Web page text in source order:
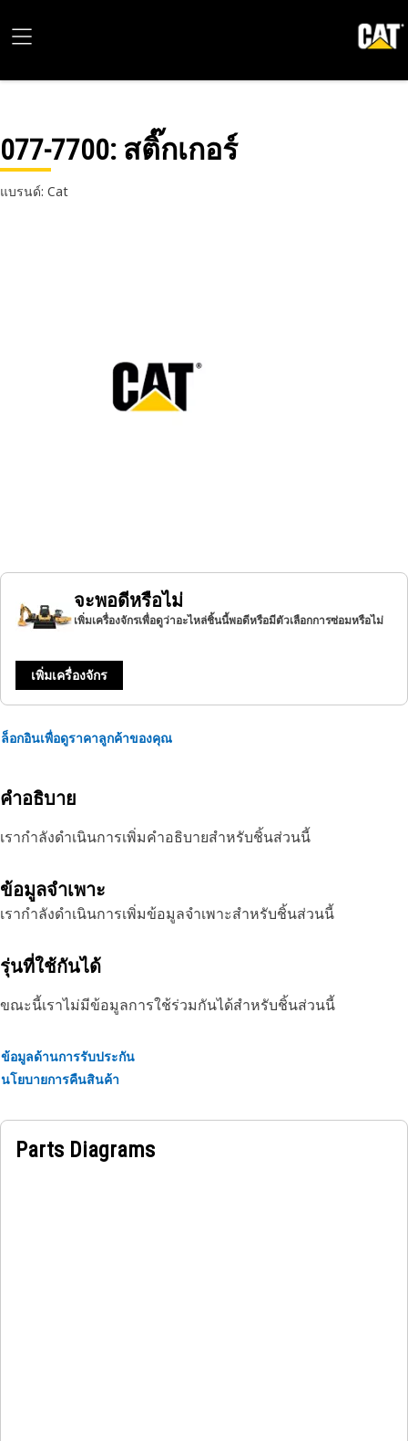
077-7700: สติ๊กเกอร์
แบรนด์: Cat
จะพอดีหรือไม่
เพิ่มเครื่องจักรเพื่อดูว่าอะไหล่ชิ้นนี้พอดีหรือมีตัวเลือกการซ่อมหรือไม่
เพิ่มเครื่องจักร
ล็อกอินเพื่อดูราคาลูกค้าของคุณ
คำอธิบาย
เรากำลังดำเนินการเพิ่มคำอธิบายสำหรับชิ้นส่วนนี้
ข้อมูลจำเพาะ
เรากำลังดำเนินการเพิ่มข้อมูลจำเพาะสำหรับชิ้นส่วนนี้
รุ่นที่ใช้กันได้
ขณะนี้เราไม่มีข้อมูลการใช้ร่วมกันได้สำหรับชิ้นส่วนนี้
ข้อมูลด้านการรับประกัน
นโยบายการคืนสินค้า
Parts Diagrams